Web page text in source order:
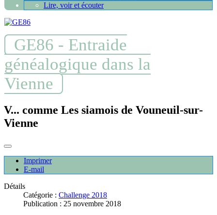
Lire, voir et écouter
GE86 - Entraide
généalogique dans la
Vienne
V... comme Les siamois de Vouneuil-sur-
Vienne
Imprimer
E-mail
Détails
Catégorie : Challenge 2018
Publication : 25 novembre 2018